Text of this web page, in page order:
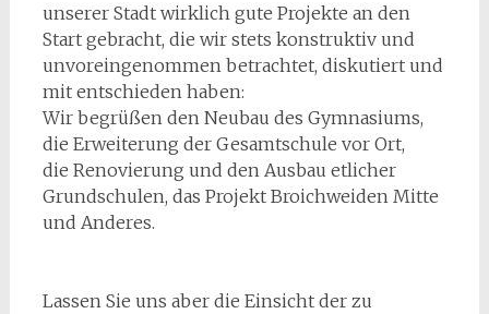
unserer Stadt wirklich gute Projekte an den
Start gebracht, die wir stets konstruktiv und
unvoreingenommen betrachtet, diskutiert und
mit entschieden haben:
Wir begrüßen den Neubau des Gymnasiums,
die Erweiterung der Gesamtschule vor Ort,
die Renovierung und den Ausbau etlicher
Grundschulen, das Projekt Broichweiden Mitte
und Anderes.
Lassen Sie uns aber die Einsicht der zu